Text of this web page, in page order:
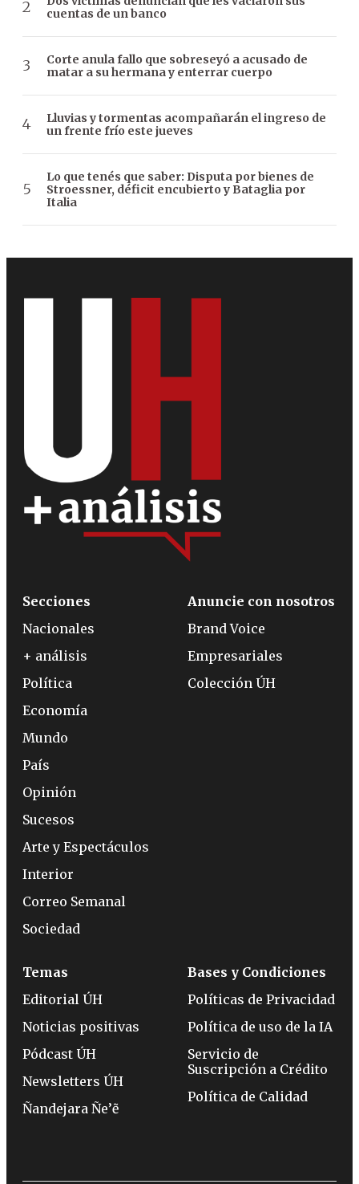
cuentas de un banco
Corte anula fallo que sobreseyó a acusado de
matar a su hermana y enterrar cuerpo
Lluvias y tormentas acompañarán el ingreso de
un frente frío este jueves
Lo que tenés que saber: Disputa por bienes de
Stroessner, déficit encubierto y Bataglia por
Italia
Secciones
Nacionales
+ análisis
Política
Economía
Mundo
País
Opinión
Sucesos
Arte y Espectáculos
Interior
Correo Semanal
Sociedad
Anuncie con nosotros
Brand Voice
Empresariales
Colección ÚH
Temas
Editorial ÚH
Noticias positivas
Pódcast ÚH
Newsletters ÚH
Ñandejara Ñe’ẽ
Bases y Condiciones
Políticas de Privacidad
Política de uso de la IA
Servicio de
Suscripción a Crédito
Política de Calidad